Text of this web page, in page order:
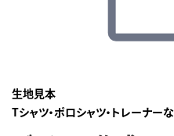
生地見本
Tシャツ・ポロシャツ・トレーナ